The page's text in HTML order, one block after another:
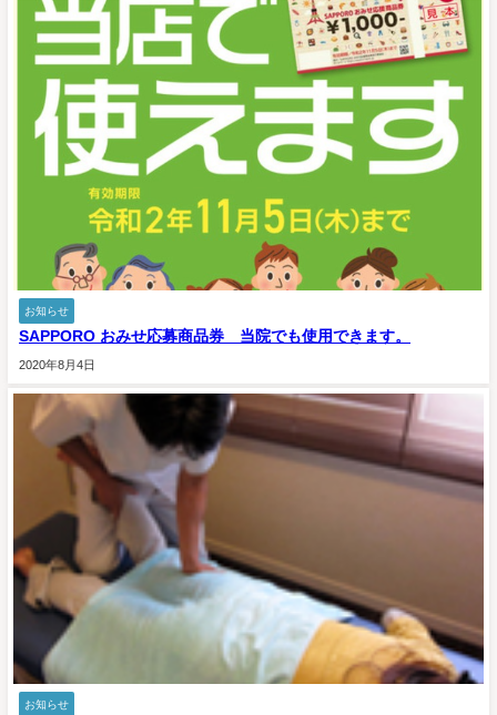
お知らせ
SAPPORO おみせ応募商品券 当院でも使用できます。
2020年8月4日
お知らせ